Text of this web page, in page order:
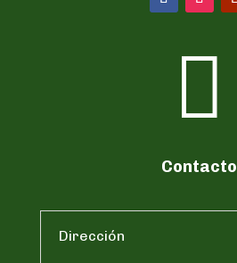

Contacto
Dirección